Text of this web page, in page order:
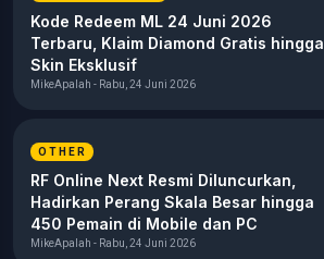
Kode Redeem ML 24 Juni 2026
Terbaru, Klaim Diamond Gratis hingga
Skin Eksklusif
MikeApalah - Rabu, 24 Juni 2026
OTHER
RF Online Next Resmi Diluncurkan,
Hadirkan Perang Skala Besar hingga
450 Pemain di Mobile dan PC
MikeApalah - Rabu, 24 Juni 2026